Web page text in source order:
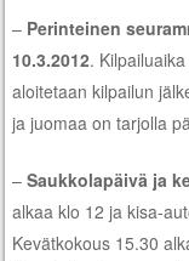
– Perinteinen
10.3.2012.
aloitetaan kilpailun
ja juomaa on tarjolla
–Saukkolapäivä ja
alkaa klo 12 ja kisa-
Kevätkokous 15.30